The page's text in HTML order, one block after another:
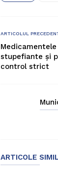
ARTICOLUL
stupefiante şi
control strict
ARTICOLE